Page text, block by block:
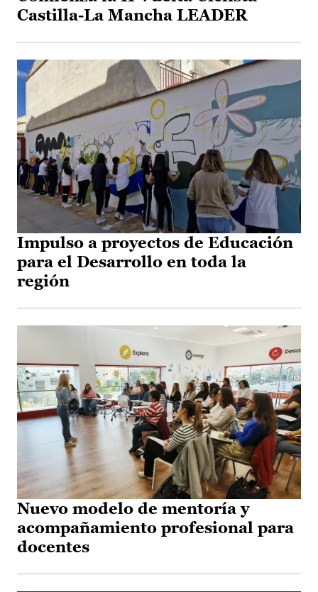
Castilla-La Mancha LEADER
Impulso a proyectos de Educación
para el Desarrollo en toda la
región
Nuevo modelo de mentoría y
acompañamiento profesional para
docentes